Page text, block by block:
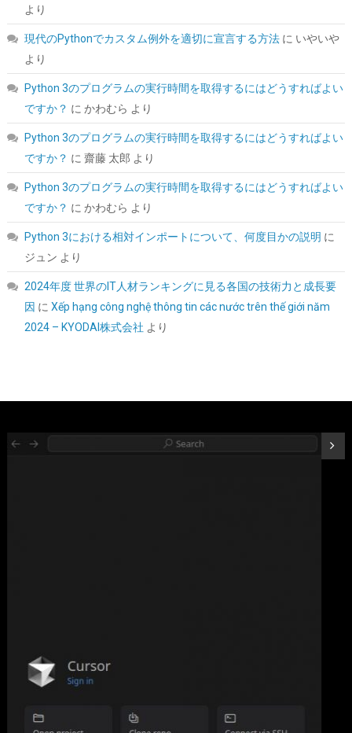
ス UASP対応 5Gbps転送 6TB（9.5mm以下）まで対応 静電気防
止 PC材料 透明な 外付け SATA3.0 ドライブ ケース 2139U3
(5421710) GBP 3.93 (2026-08-09 04:05 GMT +09:00 時点 -詳細は
こちら)
新型PS5 / PS5動作確認済み R:7400MB/s W:6500MB/s 高耐久3D
NAND TLC HE70 正規代理店品メーカー5年保証
5462755 GBP 136.52
より
現代のPythonでカスタム例外を適切に宣言する方法に いやいや
より
Python 3のプログラムの実行時間を取得するにはどうすればよい
ですか？ に かわむら より
Python 3のプログラムの実行時間を取得するにはどうすればよい
ですか？ に 齋藤 太郎 より
Python 3のプログラムの実行時間を取得するにはどうすればよい
ですか？ に かわむら より
Python 3における相対インポートについて、何度目かの説明 に
ジュン より
2024年度 世界のIT人材ランキングに見る各国の技術力と成長要
因 に Xếp hạng công nghệ thông tin các nước trên thế giới năm
2024 – KYODAI株式会社 より